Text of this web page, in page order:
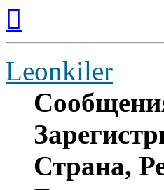
началу
Leonkiler
Страна,